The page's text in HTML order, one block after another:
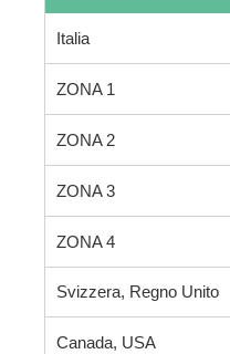
Italia
ZONA 1
ZONA 2
ZONA 3
ZONA 4
Svizzera, Regno Unito
Canada, USA